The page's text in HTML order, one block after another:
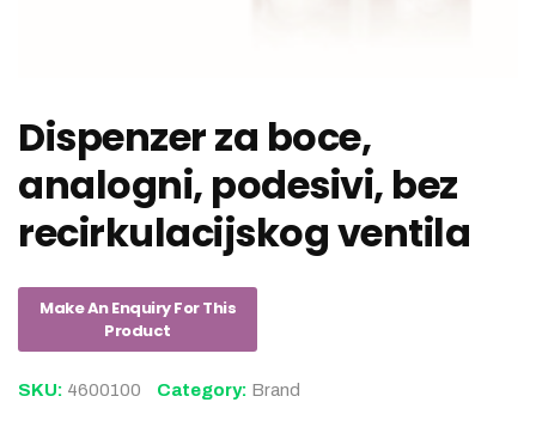
Dispenzer za boce,
analogni, podesivi, bez
recirkulacijskog ventila
SKU: 4600100 Category: Brand